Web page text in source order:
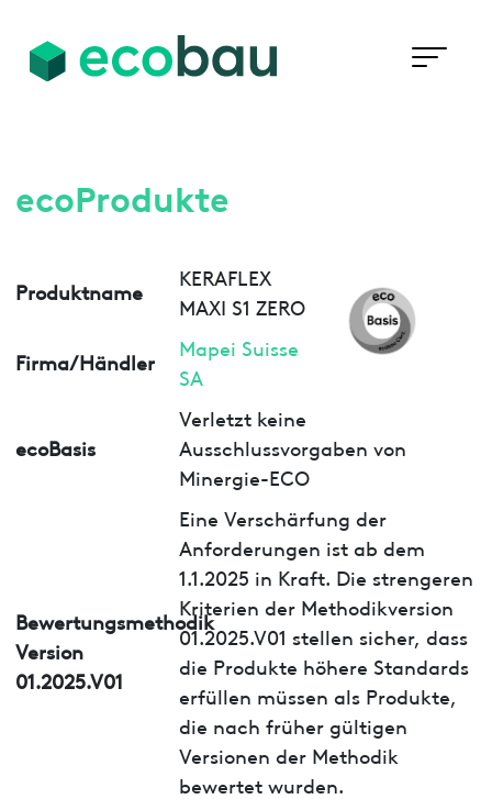
ecoProdukte
Produktname
KERAFLEX
MAXI S1 ZERO
Firma/Händler
Mapei Suisse
SA
ecoBasis
Verletzt keine
Ausschlussvorgaben von
Minergie-ECO
Bewertungsmethodik
Version
01.2025.V01
Eine Verschärfung der
Anforderungen ist ab dem
1.1.2025 in Kraft. Die strengeren
Kriterien der Methodikversion
01.2025.V01 stellen sicher, dass
die Produkte höhere Standards
erfüllen müssen als Produkte,
die nach früher gültigen
Versionen der Methodik
bewertet wurden.